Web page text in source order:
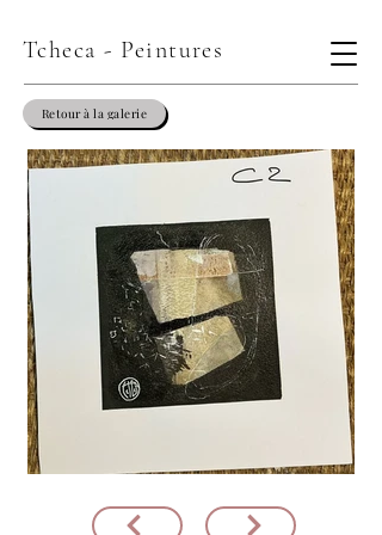
Tcheca - Peintures
Retour à la galerie